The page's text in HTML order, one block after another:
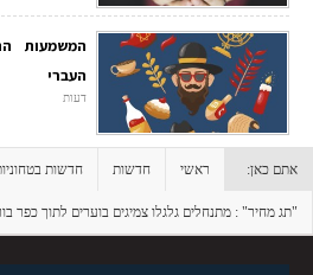
המשמעות
העברי
דעות
אתם כאן: ראשי חדשות חדשות
"תג מחיר" : מתנחלים גלגלו צמיגים בוערים לתוך כפר